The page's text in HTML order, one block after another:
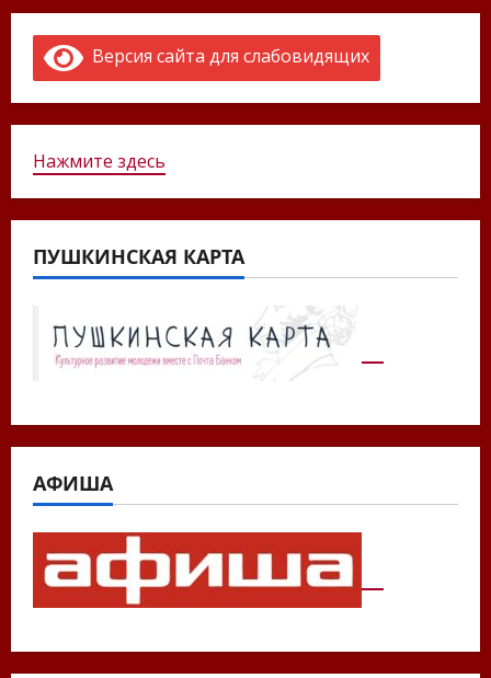
Версия сайта для слабовидящих
Нажмите здесь
ПУШКИНСКАЯ КАРТА
АФИША